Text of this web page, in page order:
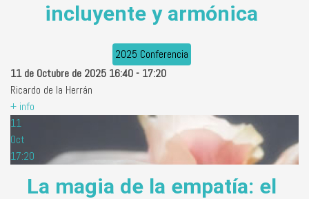
incluyente y armónica
2025 Conferencia
11 de Octubre de 2025 16:40- 17:20
Ricardo de la Herrán
+ info
11
Oct
17:20
La magia de la empatía: el